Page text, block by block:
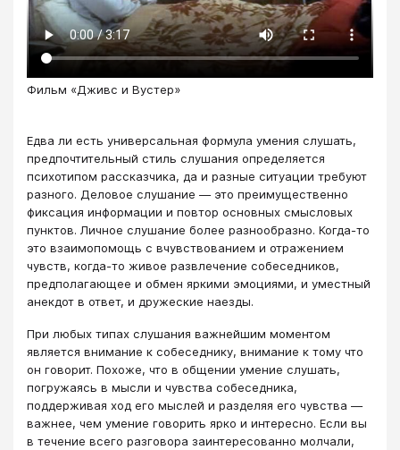
Фильм «Дживс и Вустер»
Едва ли есть универсальная формула умения слушать,
предпочтительный стиль слушания определяется
психотипом рассказчика, да и разные ситуации требуют
разного. Деловое слушание — это преимущественно
фиксация информации и повтор основных смысловых
пунктов. Личное слушание более разнообразно. Когда-то
это взаимопомощь с вчувствованием и отражением
чувств, когда-то живое развлечение собеседников,
предполагающее и обмен яркими эмоциями, и уместный
анекдот в ответ, и дружеские наезды.
При любых типах слушания важнейшим моментом
является внимание к собеседнику, внимание к тому что
он говорит. Похоже, что в общении умение слушать,
погружаясь в мысли и чувства собеседника,
поддерживая ход его мыслей и разделяя его чувства —
важнее, чем умение говорить ярко и интересно. Если вы
в течение всего разговора заинтересованно молчали,